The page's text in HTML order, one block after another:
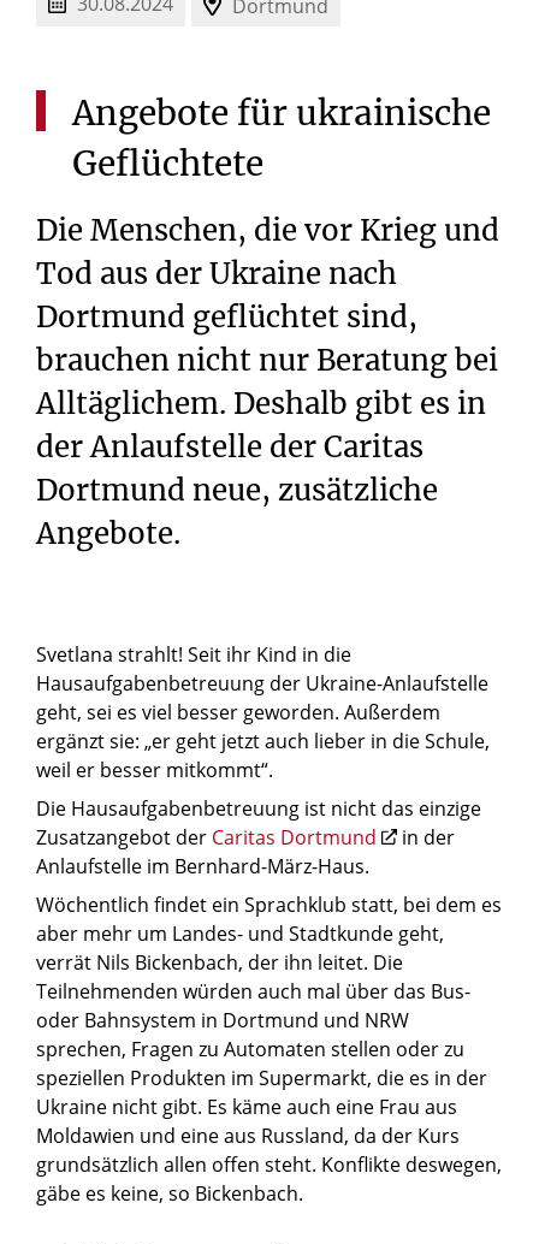
Dortmund
Angebote für ukrainische
Geflüchtete
Die Menschen, die vor Krieg und
Tod aus der Ukraine nach
Dortmund geflüchtet sind,
brauchen nicht nur Beratung bei
Alltäglichem. Deshalb gibt es in
der Anlaufstelle der Caritas
Dortmund neue, zusätzliche
Angebote.
Svetlana strahlt! Seit ihr Kind in die
Hausaufgabenbetreuung der Ukraine-Anlaufstelle
geht, sei es viel besser geworden. Außerdem
ergänzt sie: „er geht jetzt auch lieber in die Schule,
weil er besser mitkommt“.
Die Hausaufgabenbetreuung ist nicht das einzige
Zusatzangebot der Caritas Dortmund
in der
Anlaufstelle im Bernhard-März-Haus.
Wöchentlich findet ein Sprachklub statt, bei dem es
aber mehr um Landes- und Stadtkunde geht,
verrät Nils Bickenbach, der ihn leitet. Die
Teilnehmenden würden auch mal über das Bus-
oder Bahnsystem in Dortmund und NRW
sprechen, Fragen zu Automaten stellen oder zu
speziellen Produkten im Supermarkt, die es in der
Ukraine nicht gibt. Es käme auch eine Frau aus
Moldawien und eine aus Russland, da der Kurs
grundsätzlich allen offen steht. Konflikte deswegen,
gäbe es keine, so Bickenbach.